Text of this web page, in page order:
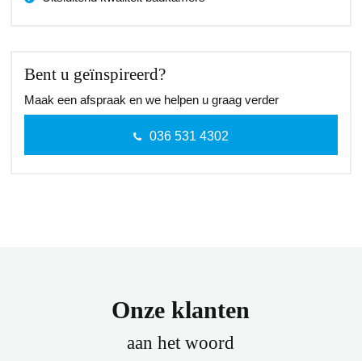
Bent u geïnspireerd?
Maak een afspraak en we helpen u graag verder
036 531 4302
Onze klanten
aan het woord